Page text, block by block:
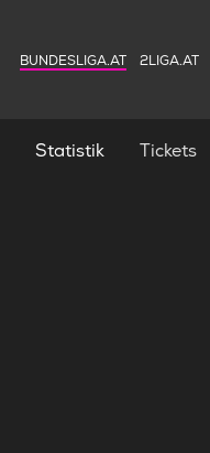
BUNDESLIGA.AT 2LIGA.AT
Statistik Tickets